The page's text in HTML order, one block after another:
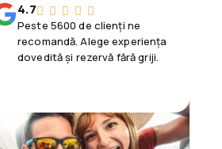
4.7
Peste 5600 de clienți ne
recomandă. Alege experiența
dovedită și rezervă fără griji.